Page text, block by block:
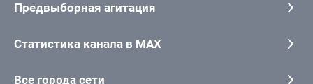
Предвыборная агитация
Статистика канала в MAX
Все города сети